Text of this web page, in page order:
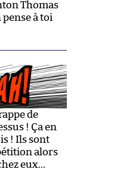
Thomas
à toi
de
! Ça en
! Ils sont
alors
eux…